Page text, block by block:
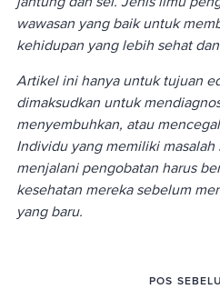
wawasan yang baik untuk
kehidupan yang lebih sehat
Artikel ini hanya untuk tujuan
dimaksudkan untuk
menyembuhkan, atau
Individu yang memiliki
menjalani pengobatan harus
kesehatan mereka sebelum
yang baru.
POS